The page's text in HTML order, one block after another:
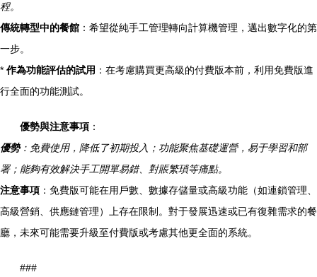
程。
傳統轉型中的餐館 ：希望從純手工管理轉向計算機管理，邁出數字化的第
一步。
* 作為功能評估的試用 ：在考慮購買更高級的付費版本前，利用免費版進
行全面的功能測試。
優勢與注意事項 ：
優勢：免費使用，降低了初期投入；功能聚焦基礎運營，易于學習和部
署；能夠有效解決手工開單易錯、對賬繁瑣等痛點。
注意事項 ：免費版可能在用戶數、數據存儲量或高級功能（如連鎖管理、
高級營銷、供應鏈管理）上存在限制。對于發展迅速或已有復雜需求的餐
廳，未來可能需要升級至付費版或考慮其他更全面的系統。
###